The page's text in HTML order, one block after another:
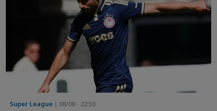
Super League | 08/08 - 22:50